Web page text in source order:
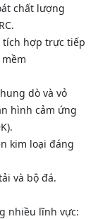
chất lượng
tích hợp trực tiếp
dò và vỏ
hình cảm ứng
kim loại đáng
và bộ đá.
nhiều lĩnh vực: